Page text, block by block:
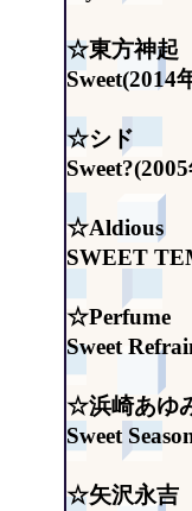
☆東方神起
Sweet(2014
☆シド
☆Aldious
SWEET
☆Perfume
Sweet
☆浜崎あゆ
Sweet
☆矢沢永吉